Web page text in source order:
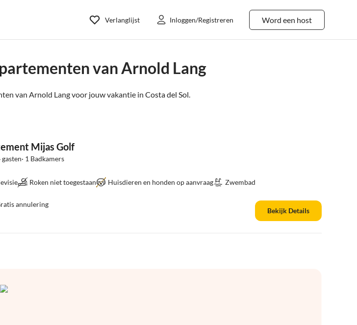
Word een host
Verlanglijst Inloggen/Registreren
van Arnold Lang
van Arnold Lang voor jouw vakantie in Costa del Sol.
Mijas Golf
1 Badkamers
Roken niet toegestaan Huisdieren en honden op aanvraag Zwembad
annulering
Bekijk Details